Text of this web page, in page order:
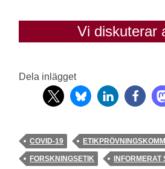
Vi diskuterar
Dela inlägget
COVID-19
FORSKNINGSETIK INFORMERAT